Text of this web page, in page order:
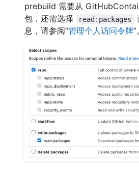
prebuild 需要从
包，还需选择
read:packages
息，请参阅“管理个人访问令牌”。